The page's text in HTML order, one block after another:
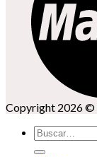
Copyright 2026 ©
Buscar
por: